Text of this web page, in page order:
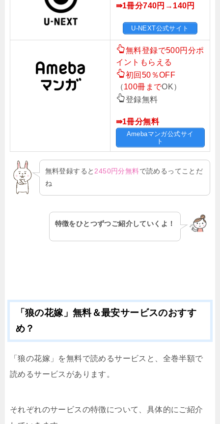
⇛1冊分740円→140円
U-NEXT公式サイト
無料登録で500円分ポ
イントもらえる
初回50％OFF
（100冊までOK）
登録無料
⇛1冊分無料
Amebaマンガ公式サイ
ト
無料登録すると2450円分無料で読めるってことだ
ね
特徴をひとつずつご紹介していくよ！
「狼の花嫁」無料＆最安サービスのおすす
め？
「狼の花嫁」を無料で読めるサービスと、全巻半額で
読めるサービスがあります。
それぞれのサービスの特徴について、具体的にご紹介